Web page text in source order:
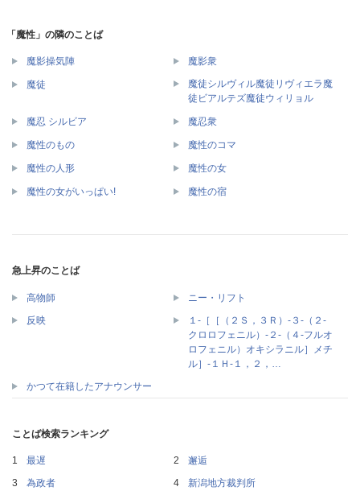
「魔性」の隣のことば
魔影操気陣 魔影衆
魔徒
魔徒シルヴィル魔徒リヴィエラ魔
徒ビアルテズ魔徒ウィリョル
魔忍 シルビア 魔忍衆
魔性のもの 魔性のコマ
魔性の人形 魔性の女
魔性の女がいっぱい! 魔性の宿
急上昇のことば
高物師 ニー・リフト
反映
１‐［［（２Ｓ，３Ｒ）‐３‐（２‐
クロロフェニル）‐２‐（４‐フルオ
ロフェニル）オキシラニル］メチ
ル］‐１Ｈ‐１，２，…
かつて在籍したアナウンサー
ことば検索ランキング
最遅
邂逅
為政者
新潟地方裁判所